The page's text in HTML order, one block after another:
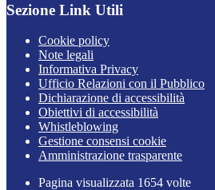
Sezione Link Utili
Cookie policy
Note legali
Informativa Privacy
Ufficio Relazioni con il Pubblico
Dichiarazione di accessibilità
Obiettivi di accessibilità
Whistleblowing
Gestione consensi cookie
Amministrazione trasparente
Pagina visualizzata 1654 volte